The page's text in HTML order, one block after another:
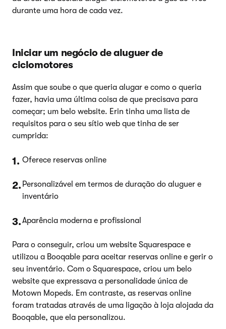
durante uma hora de cada vez.
Iniciar um negócio de aluguer de
ciclomotores
Assim que soube o que queria alugar e como o queria
fazer, havia uma última coisa de que precisava para
começar; um belo website. Erin tinha uma lista de
requisitos para o seu sítio web que tinha de ser
cumprida:
Oferece reservas online
Personalizável em termos de duração do aluguer e
inventário
Aparência moderna e profissional
Para o conseguir, criou um website Squarespace e
utilizou a Booqable para aceitar reservas online e gerir o
seu inventário. Com o Squarespace, criou um belo
website que expressava a personalidade única de
Motown Mopeds. Em contraste, as reservas online
foram tratadas através de uma ligação à loja alojada da
Booqable, que ela personalizou.